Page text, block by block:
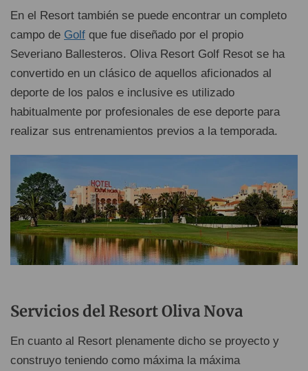
En el Resort también se puede encontrar un completo
campo de Golf que fue diseñado por el propio
Severiano Ballesteros. Oliva Resort Golf Resot se ha
convertido en un clásico de aquellos aficionados al
deporte de los palos e inclusive es utilizado
habitualmente por profesionales de ese deporte para
realizar sus entrenamientos previos a la temporada.
Servicios del Resort Oliva Nova
En cuanto al Resort plenamente dicho se proyecto y
construyo teniendo como máxima la máxima